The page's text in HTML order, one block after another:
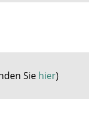
Sie hier)